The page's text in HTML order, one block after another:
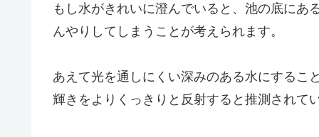
もし水がきれいに澄んでいると、池の底にあ
んやりしてしまうことが考えられます。
あえて光を通しにくい深みのある水にするこ
輝きをよりくっきりと反射すると推測されて